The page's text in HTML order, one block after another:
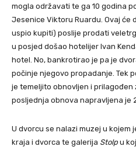
mogla održavati te ga 10 godina
Jesenice Viktoru Ruardu. Ovaj će
uspio kupiti) poslije prodati
u posjed došao hotelijer Ivan
hotel. No, bankrotirao je pa je
počinje njegovo propadanje. Tek
je temeljito obnovljen i prilagođen
posljednja obnova napravljena je
U dvorcu se nalazi muzej u
kraja i dvorca te galerija Stolp u